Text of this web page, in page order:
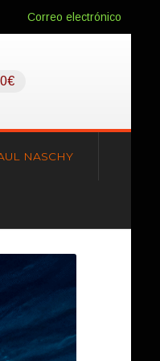
Correo electrónico
NASCHY